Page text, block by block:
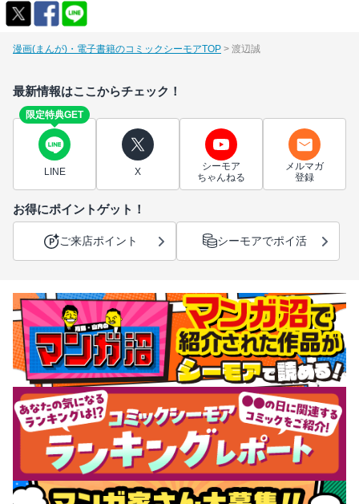
漫画(まんが)・電子書籍のコミックシーモアTOP 渡辺誠
最新情報はここからチェック！
限定特典GET
LINE X
シーモア
ちゃんねる
メルマガ
登録
お得にポイントゲット！
ご来店ポイント シーモアでポイ活